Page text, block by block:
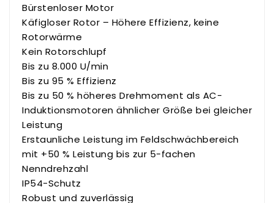
Bürstenloser Motor
Käfigloser Rotor – Höhere Effizienz, keine
Rotorwärme
Kein Rotorschlupf
Bis zu 8.000 U/min
Bis zu 95 % Effizienz
Bis zu 50 % höheres Drehmoment als AC-
Induktionsmotoren ähnlicher Größe bei gleicher
Leistung
Erstaunliche Leistung im Feldschwächbereich
mit +50 % Leistung bis zur 5-fachen
Nenndrehzahl
IP54-Schutz
Robust und zuverlässig